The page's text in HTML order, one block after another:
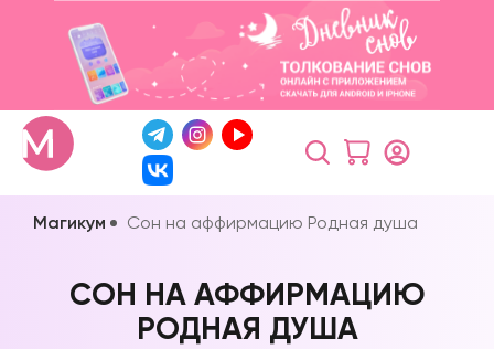
Магикум Сон на аффирмацию Родная душа
СОН НА АФФИРМАЦИЮ
РОДНАЯ ДУША